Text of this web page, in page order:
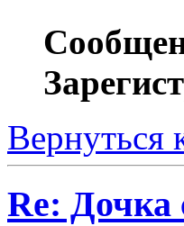
Вернуться
Re: Дочка